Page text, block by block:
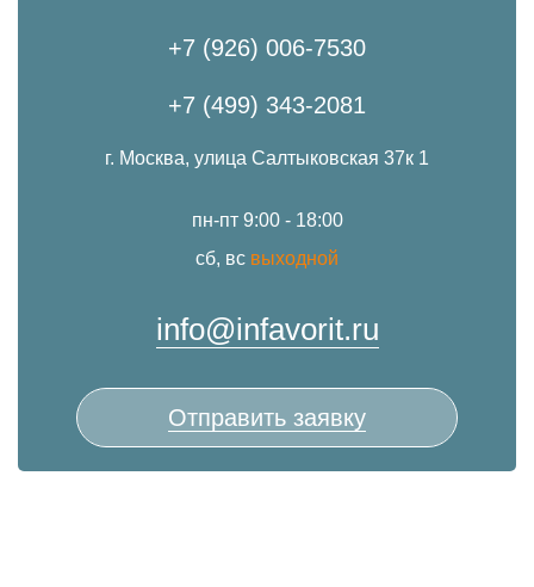
+7 (926) 006-7530
+7 (499) 343-2081
г. Москва, улица Салтыковская 37к 1
пн-пт 9:00 - 18:00
сб, вс выходной
info@infavorit.ru
Отправить заявку